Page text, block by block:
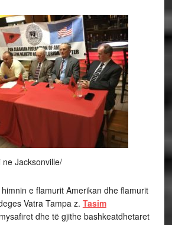
Jacksonville/
e flamurit Amerikan dhe flamurit
Vatra Tampa z. Tasim
dhe të gjithe bashkeatdhetaret